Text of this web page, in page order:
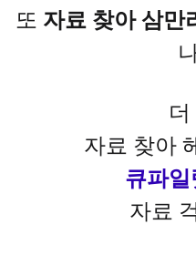
또 자료 찾아 삼만
더
자료 찾아
큐파일
자료